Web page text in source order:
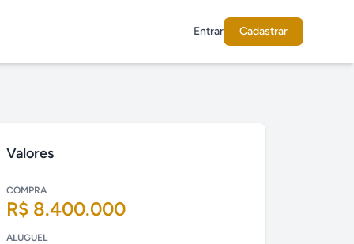
Entrar Cadastrar
Valores
COMPRA
R$ 8.400.000
ALUGUEL